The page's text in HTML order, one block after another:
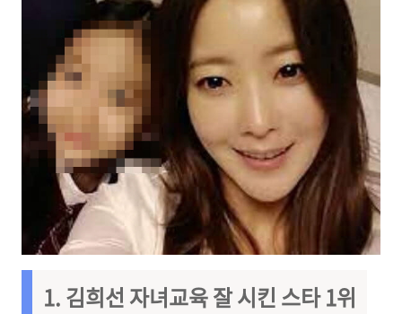
1. 김희선 자녀교육 잘 시킨 스타 1위